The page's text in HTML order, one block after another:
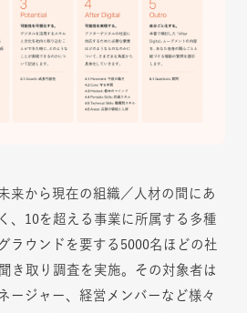
来から現在の組織／人材の間にあ
、10を超える事業に所属する多種
ラウンドを要する5000名ほどの社
き取り調査を実施。その対象者は
ージャー、経営メンバーなど様々